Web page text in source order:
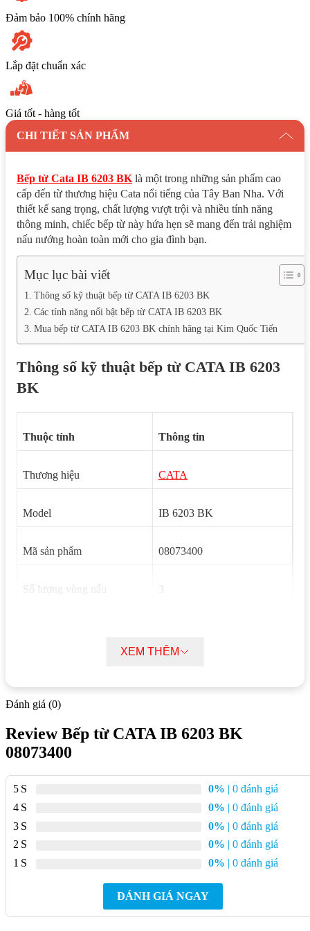
Đảm bảo 100% chính hãng
Lắp đặt chuẩn xác
Giá tốt - hàng tốt
CHI TIẾT SẢN PHẨM
Bếp từ Cata IB 6203 BK là một trong những sản phẩm cao
cấp đến từ thương hiệu Cata nổi tiếng của Tây Ban Nha. Với
thiết kế sang trọng, chất lượng vượt trội và nhiều tính năng
thông minh, chiếc bếp từ này hứa hẹn sẽ mang đến trải nghiệm
nấu nướng hoàn toàn mới cho gia đình bạn.
Mục lục bài viết
Thông số kỹ thuật bếp từ CATA IB 6203 BK
Các tính năng nổi bật bếp từ CATA IB 6203 BK
Mua bếp từ CATA IB 6203 BK chính hãng tại Kim Quốc Tiến
Thông số kỹ thuật bếp từ CATA IB 6203
BK
Thuộc tính Thông tin
Thương hiệu CATA
Model IB 6203 BK
Mã sản phẩm 08073400
Số lượng vùng nấu 3
Công suất tối đa
Kích thước 68 x 590 x 520 mm
Xuất xứ Tây Ban Nha
Các tính năng nổi bật bếp từ CATA IB
Thiết kế sang trọng, hiện đại:
Mặt kính Schott Ceran cao
XEM THÊM
Đánh giá (0)
Review Bếp từ CATA IB 6203 BK
08073400
5 0% | 0 đánh giá
4
0% | 0 đánh giá
3
0% | 0 đánh giá
2
0% | 0 đánh giá
1
0% | 0 đánh giá
ĐÁNH GIÁ NGAY